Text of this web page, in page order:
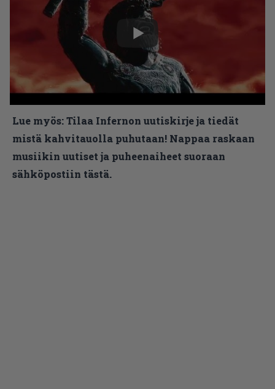
Lue myös:Tilaa Infernon uutiskirje ja tiedät
mistä kahvitauolla puhutaan! Nappaa raskaan
musiikin uutiset ja puheenaiheet suoraan
sähköpostiin tästä.